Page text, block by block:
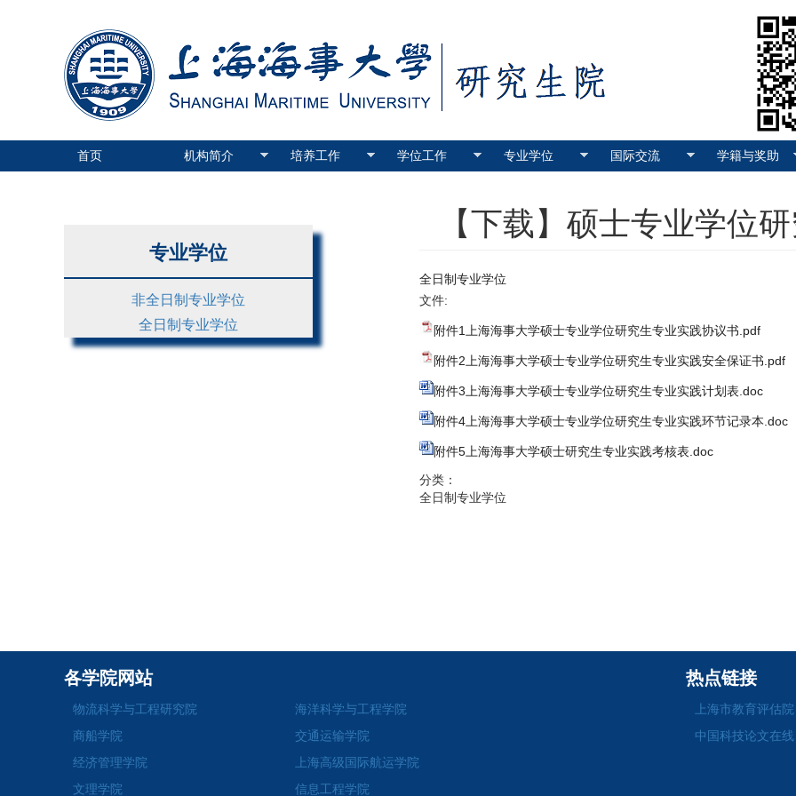
首页 机构简介 培养工作 学位工作 专业学位 国际交流 学籍与奖助
专业学位
非全日制专业学位
全日制专业学位
【下载】硕士专业学位
全日制专业学位
文件:
附件1上海海事大学硕士专业学位研究生专业实践协议书.pdf
附件2上海海事大学硕士专业学位研究生专业实践安全保证书.pdf
附件3上海海事大学硕士专业学位研究生专业实践计划表.doc
附件4上海海事大学硕士专业学位研究生专业实践环节记录本.doc
附件5上海海事大学硕士研究生专业实践考核表.doc
分类：
全日制专业学位
各学院网站
物流科学与工程研究院
海洋科学与工程学院
商船学院
交通运输学院
经济管理学院
上海高级国际航运学院
文理学院
信息工程学院
热点链接
上海市教育评估院
中国科技论文在线